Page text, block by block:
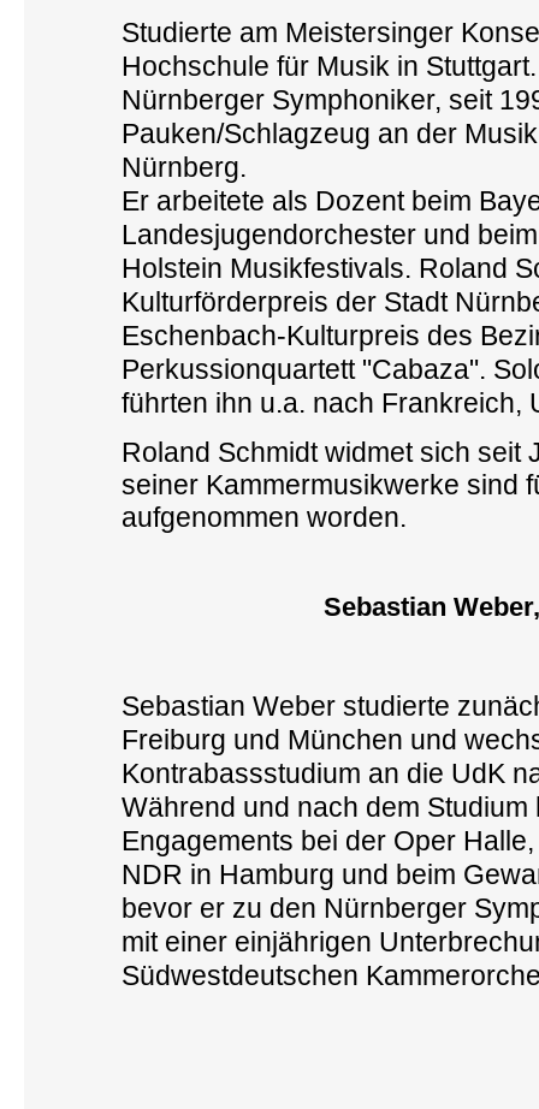
Studierte am Meistersinger
Hochschule für Musik in
Nürnberger Symphoniker, seit
Pauken/Schlagzeug an der
Nürnberg.
Er arbeitete als Dozent beim
Landesjugendorchester und
Holstein Musikfestivals. Roland
Kulturförderpreis der Stadt
Eschenbach-Kulturpreis des
Perkussionquartett "Cabaza".
führten ihn u.a. nach Frankreich,
Roland Schmidt widmet sich seit
seiner Kammermusikwerke sind
aufgenommen worden.
Sebastian
Sebastian Weber studierte
Freiburg und München und
Kontrabassstudium an die UdK
Während und nach dem Studium
Engagements bei der Oper
NDR in Hamburg und beim
bevor er zu den Nürnberger
mit einer einjährigen
Südwestdeutschen